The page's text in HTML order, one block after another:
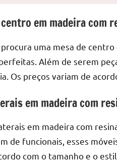
em madeira com
uma mesa de
Além de serem
Os preços variam de
em madeira com
em madeira com
de funcionais, esses
com o tamanho e o